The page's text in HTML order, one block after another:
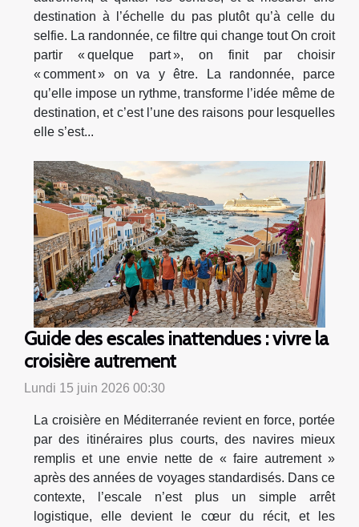
destination à l’échelle du pas plutôt qu’à celle du
selfie. La randonnée, ce filtre qui change tout On croit
partir « quelque part », on finit par choisir
« comment » on va y être. La randonnée, parce
qu’elle impose un rythme, transforme l’idée même de
destination, et c’est l’une des raisons pour lesquelles
elle s’est...
Guide des escales inattendues : vivre la
croisière autrement
Lundi 15 juin 2026 00:30
La croisière en Méditerranée revient en force, portée
par des itinéraires plus courts, des navires mieux
remplis et une envie nette de « faire autrement »
après des années de voyages standardisés. Dans ce
contexte, l’escale n’est plus un simple arrêt
logistique, elle devient le cœur du récit, et les